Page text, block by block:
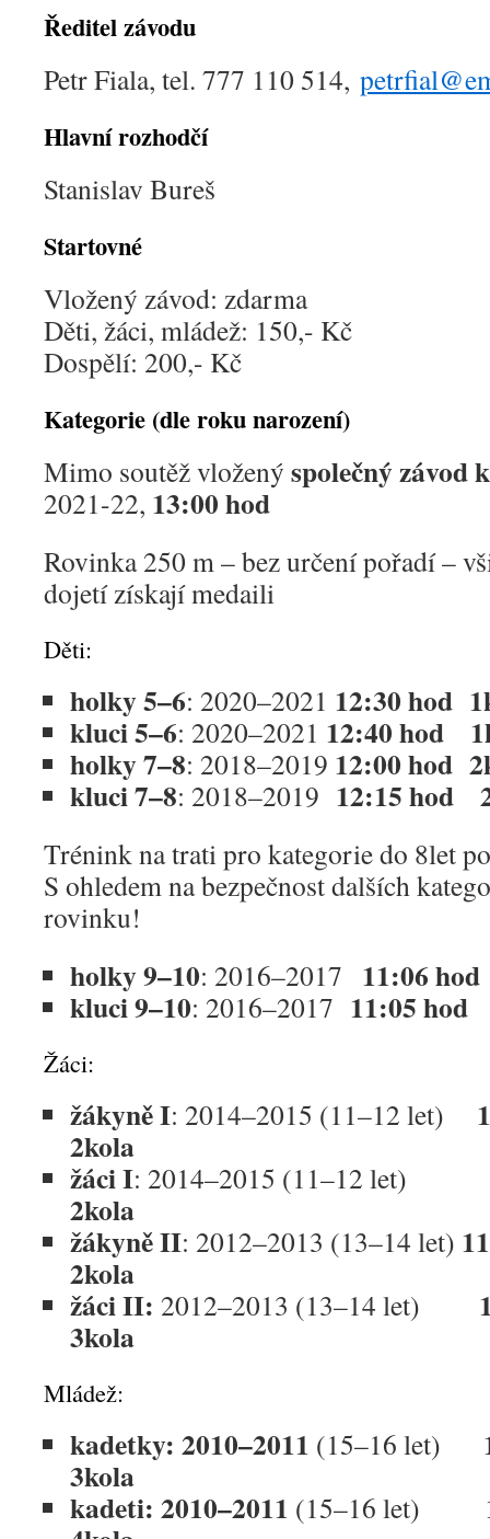
Ředitel závodu
Petr Fiala, tel. 777 110 514,
Hlavní rozhodčí
Stanislav Bureš
Startovné
Vložený závod: zdarma
Děti, žáci, mládež: 150,- Kč
Dospělí: 200,- Kč
Kategorie (dle roku narození)
Mimo soutěž vložený společný závod
2021-22, 13:00 hod
Rovinka 250 m – bez určení pořadí –
dojetí získají medaili
Děti:
holky 5–6: 2020–2021 12:30 hod
kluci 5–6: 2020–2021 12:40 hod
holky 7–8: 2018–2019 12:00 hod
kluci 7–8: 2018–2019 12:15
Trénink na trati pro kategorie do 8let
S ohledem na bezpečnost dalších
rovinku!
holky 9–10: 2016–2017 11:06
kluci 9–10: 2016–2017 11:05
Žáci:
žákyně I: 2014–2015 (11–12 let)
2kola
žáci I: 2014–2015 (11–12 let)
2kola
žákyně II: 2012–2013 (13–14 let)
2kola
žáci II: 2012–2013 (13–14 let)
3kola
Mládež:
kadetky: 2010–2011 (15–16 let)
3kola
kadeti: 2010–2011 (15–16 let)